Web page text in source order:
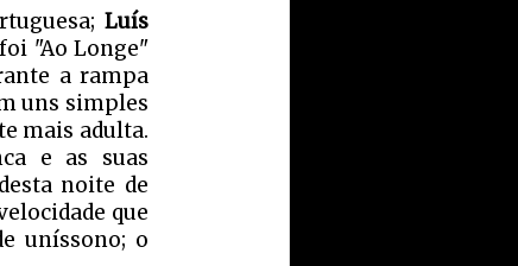
Luís
"Ao Longe"
a rampa
uns simples
mais adulta.
e as suas
noite de
que
uníssono; o